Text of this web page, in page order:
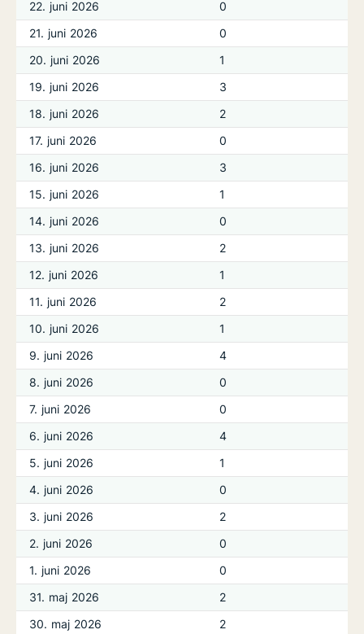
22. juni 2026
0
21. juni 2026
0
20. juni 2026
1
19. juni 2026
3
18. juni 2026
2
17. juni 2026
0
16. juni 2026
3
15. juni 2026
1
14. juni 2026
0
13. juni 2026
2
12. juni 2026
1
11. juni 2026
2
10. juni 2026
1
9. juni 2026
4
8. juni 2026
0
7. juni 2026
0
6. juni 2026
4
5. juni 2026
1
4. juni 2026
0
3. juni 2026
2
2. juni 2026
0
1. juni 2026
0
31. maj 2026
2
30. maj 2026
2